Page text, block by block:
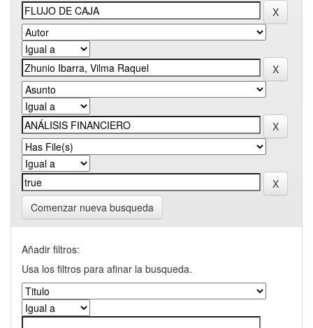
Comenzar nueva busqueda
Añadir filtros:
Usa los filtros para afinar la busqueda.